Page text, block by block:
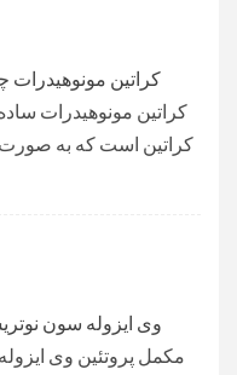
کراتین
کراتین مونوهیدرات
کراتین است که به
وی ایزوله سون
مکمل پروتئین وی